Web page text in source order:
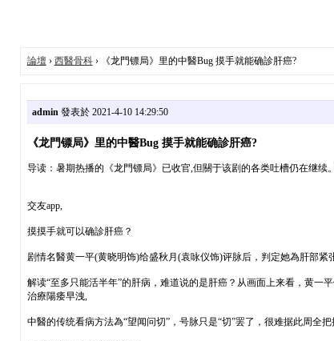
論壇› 西醫骨科› 《龙門镖局》里的中醫Bug 摸手就能确診肝癌?
admin發表於 2021-4-10 14:29:50
《龙門镖局》里的中醫Bug 摸手就能确診肝癌?
导读：暑期热播的《龙門镖局》已收官,但關于该剧的各类吐槽仍在继续
交友app,
摸摸手就可以确診肝癌？
剧情名醫黄一平(黄晓明饰)给盛秋月(袁咏仪饰)评脉后，判定她為肝部紧
解读“至多只能活半年”的肝病，难道说的是肝癌？从画面上来看，黄一
治療陽痿早洩,
中醫的传统看病方法為“望闻问切”，号脉只是“切”罢了，很难据此周全